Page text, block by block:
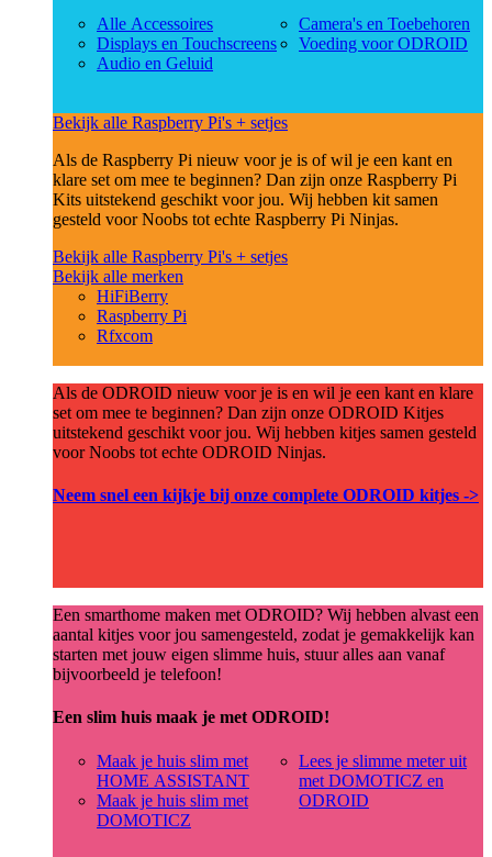
Alle Accessoires
Displays en Touchscreens
Audio en Geluid
Camera's en Toebehoren
Voeding voor ODROID
Bekijk alle Raspberry Pi's + setjes
Als de Raspberry Pi nieuw voor je is of wil je een kant en
klare set om mee te beginnen? Dan zijn onze Raspberry Pi
Kits uitstekend geschikt voor jou. Wij hebben kit samen
gesteld voor Noobs tot echte Raspberry Pi Ninjas.
Bekijk alle Raspberry Pi's + setjes
Bekijk alle merken
HiFiBerry
Raspberry Pi
Rfxcom
Als de ODROID nieuw voor je is en wil je een kant en klare
set om mee te beginnen? Dan zijn onze ODROID Kitjes
uitstekend geschikt voor jou. Wij hebben kitjes samen gesteld
voor Noobs tot echte ODROID Ninjas.
Neem snel een kijkje bij onze complete ODROID kitjes ->
Een smarthome maken met ODROID? Wij hebben alvast een
aantal kitjes voor jou samengesteld, zodat je gemakkelijk kan
starten met jouw eigen slimme huis, stuur alles aan vanaf
bijvoorbeeld je telefoon!
Een slim huis maak je met ODROID!
Maak je huis slim met
HOME ASSISTANT
Maak je huis slim met
DOMOTICZ
Lees je slimme meter uit
met DOMOTICZ en
ODROID